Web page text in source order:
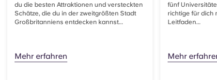
du die besten Attraktionen und versteckten
Schätze, die du in der zweitgrößten Stadt
Großbritanniens entdecken kannst...
Mehr erfahren
fünf
richtige für dich
Leitfaden...
Mehr